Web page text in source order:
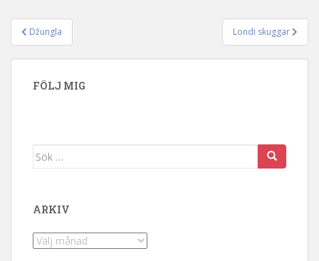
Inläggsnavigering
Džungla Londi skuggar
FÖLJ MIG
Sök efter:
ARKIV
Arkiv